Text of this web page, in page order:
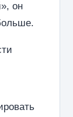
он